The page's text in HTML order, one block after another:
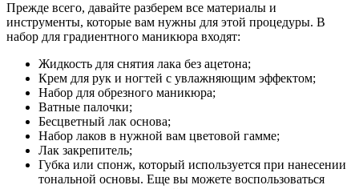
Прежде всего, давайте разберем все материалы и
инструменты, которые вам нужны для этой процедуры. В
набор для градиентного маникюра входят:
Жидкость для снятия лака без ацетона;
Крем для рук и ногтей с увлажняющим эффектом;
Набор для обрезного маникюра;
Ватные палочки;
Бесцветный лак основа;
Набор лаков в нужной вам цветовой гамме;
Лак закрепитель;
Губка или спонж, который используется при нанесении
тональной основы. Еще вы можете воспользоваться